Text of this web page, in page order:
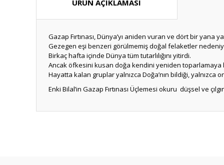
ÜRÜN AÇIKLAMASI
Gazap Fırtınası, Dünya’yı aniden vuran ve dört bir yana
Gezegen eşi benzeri görülmemiş doğal felaketler
Birkaç hafta içinde Dünya tüm tutarlılığını yitirdi.
Ancak öfkesini kusan doğa kendini yeniden toparlamaya
Hayatta kalan gruplar yalnızca Doğa’nın bildiği, yalnızca
Enki Bilal’in Gazap Fırtınası Üçlemesi okuru düşsel ve